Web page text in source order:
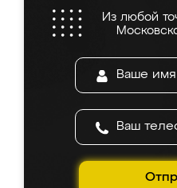
Из любой